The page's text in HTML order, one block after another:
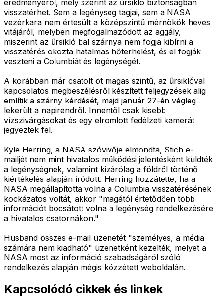
eredményéről, mely szerint az űrsikló biztonságban
visszatérhet. Sem a legénység tagjai, sem a NASA
vezérkara nem értesült a középszintű mérnökök heves
vitájáról, melyben megfogalmazódott az aggály,
miszerint az űrsikló bal szárnya nem fogja kibírni a
visszatérés okozta hatalmas hőterhelést, és el fogják
veszteni a Columbiát és legénységét.
A korábban már csatolt öt magas szintű, az űrsiklóval
kapcsolatos megbeszélésről készített feljegyzések alig
említik a szárny kérdését, majd január 27-én végleg
lekerült a napirendről. Innentől csak kisebb
vízszivárgásokat és egy elromlott fedélzeti kamerát
jegyeztek fel.
Kyle Herring, a NASA szóvivője elmondta, Stich e-
mailjét nem mint hivatalos működési jelentésként küldték
a legénységnek, valamint kizárólag a földről történő
kiértékelés alapján íródott. Herring hozzátette, ha a
NASA megállapította volna a Columbia visszatérésének
kockázatos voltát, akkor "magától értetődően több
információt bocsátott volna a legénység rendelkezésére
a hivatalos csatornákon."
Husband összes e-mail üzenetét "személyes, a média
számára nem kiadható" üzenetként kezelték, melyet a
NASA most az információ szabadságáról szóló
rendelkezés alapján mégis közzétett weboldalán.
Kapcsolódó cikkek és linkek